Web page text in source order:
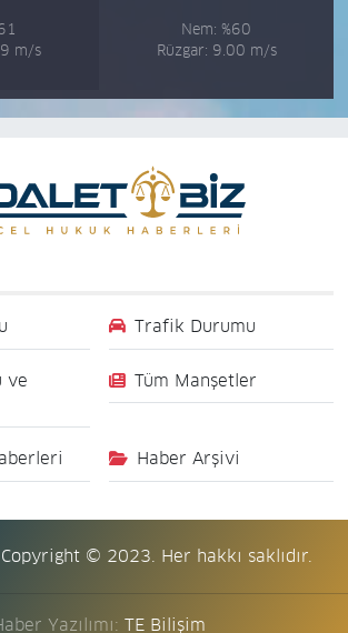
m/s
Nem: %60
Rüzgar: 9.00 m/s
Trafik Durumu
ve
Tüm Manşetler
Haber Arşivi
Copyright © 2023. Her hakkı saklıdır.
Yazılımı: TE Bilişim